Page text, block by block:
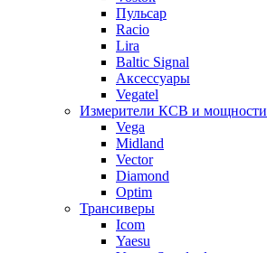
Пульсар
Racio
Lira
Baltic Signal
Аксессуары
Vegatel
Измерители КСВ и мощности
Vega
Midland
Vector
Diamond
Optim
Трансиверы
Icom
Yaesu